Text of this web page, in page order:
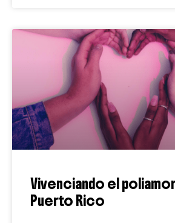
Vivenciando el
Puerto Rico